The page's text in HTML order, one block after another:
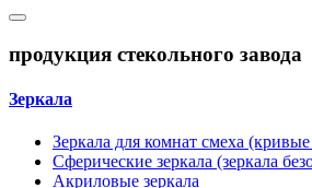
продукция стекольного завода
Зеркала
Зеркала для комнат смеха (кривые
Сферические зеркала (зеркала
Акриловые зеркала